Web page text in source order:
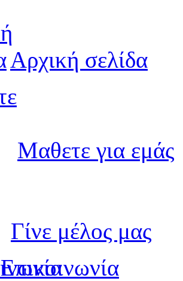
Αρχική σελίδα
Μαθετε για εμάς
Γίνε μέλος μας
Eπικοινωνία